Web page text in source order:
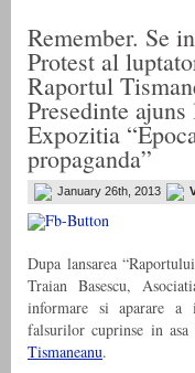
Remember. Se
Protest al
Raportul
Presedinte
Expozitia
propaganda”
January 26th, 2013
Dupa lansarea
Traian Basescu,
informare si aparare a
falsurilor cuprinse in asa
Tismaneanu.